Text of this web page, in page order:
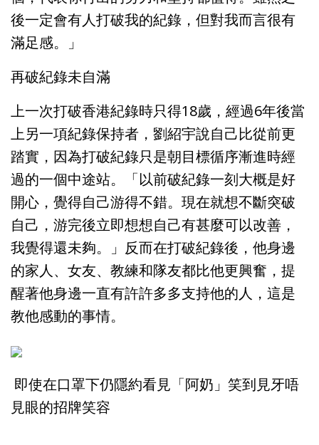
後一定會有人打破我的紀錄，但對我而言很有
滿足感。」
再破紀錄未自滿
上一次打破香港紀錄時只得18歲，經過6年後當
上另一項紀錄保持者，劉紹宇說自己比從前更
踏實，因為打破紀錄只是朝目標循序漸進時經
過的一個中途站。「以前破紀錄一刻大概是好
開心，覺得自己游得不錯。現在就想不斷突破
自己，游完後立即想想自己有甚麼可以改善，
我覺得還未夠。」反而在打破紀錄後，他身邊
的家人、女友、教練和隊友都比他更興奮，提
醒著他身邊一直有許許多多支持他的人，這是
教他感動的事情。
即使在口罩下仍隱約看見「阿奶」笑到見牙唔
見眼的招牌笑容